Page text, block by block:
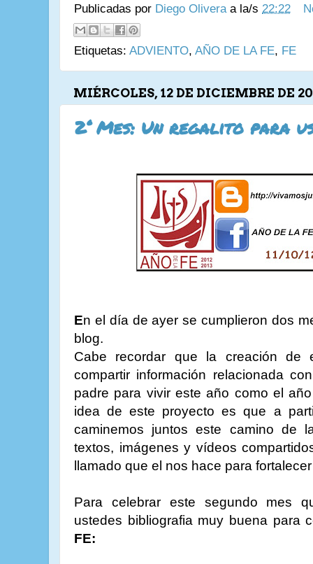
Publicadas por Diego Olivera a la/s 22:22
Etiquetas: ADVIENTO, AÑO DE LA FE, FE
MIÉRCOLES, 12 DE DICIEMBRE DE
2° Mes: Un regalito para
En el día de ayer se cumplieron dos
blog.
Cabe recordar que la creación de
compartir información relacionada
padre para vivir este año como el
idea de este proyecto es que a
caminemos juntos este camino de
textos, imágenes y vídeos
llamado que el nos hace para
Para celebrar este segundo mes
ustedes bibliografia muy buena para
FE: